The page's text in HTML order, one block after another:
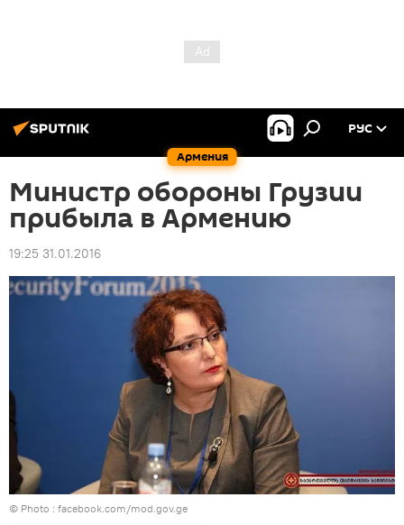
Армения
РУС
Министр обороны Грузии
прибыла в Армению
19:25 31.01.2016
© Photo : facebook.com/mod.gov.ge